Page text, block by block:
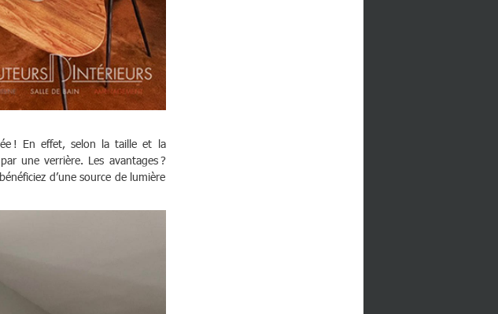
! En effet, selon la taille et la
une verrière. Les avantages ?
d’une source de lumière